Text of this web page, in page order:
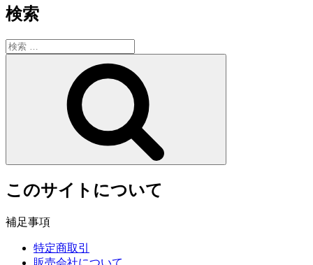
検索
検
索:
このサイトについて
補足事項
特定商取引
販売会社について